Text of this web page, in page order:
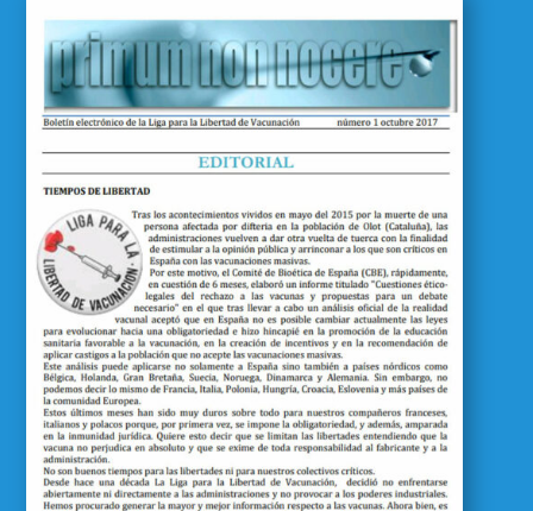
Primum Non Nocere 01